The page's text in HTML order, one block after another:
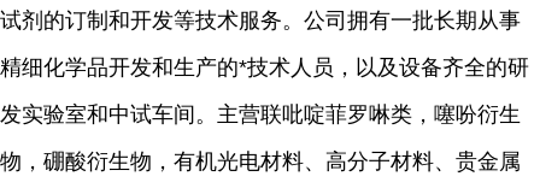
试剂的订制和开发等技术服务。公司拥有一批长期从事
精细化学品开发和生产的*技术人员，以及设备齐全的研
发实验室和中试车间。主营联吡啶菲罗啉类，噻吩衍生
物，硼酸衍生物，有机光电材料、高分子材料、贵金属